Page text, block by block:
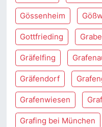
Gössenheim
Gottfrieding
Gräfelfing
Gräfendorf
Grafenwiesen
Grafing bei München